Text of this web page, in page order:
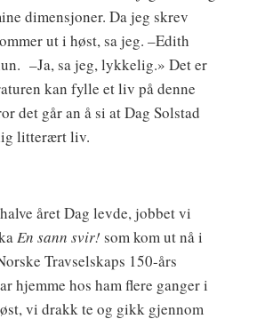
dimensjoner. Da jeg skrev
ut i høst, sa jeg. –Edith
–Ja, sa jeg, lykkelig.» Det er
kan fylle et liv på denne
det går an å si at Dag Solstad
litterært liv.
året Dag levde, jobbet vi
En sann svir! som kom ut nå i
Travselskaps 150-års
hjemme hos ham flere ganger i
vi drakk te og gikk gjennom